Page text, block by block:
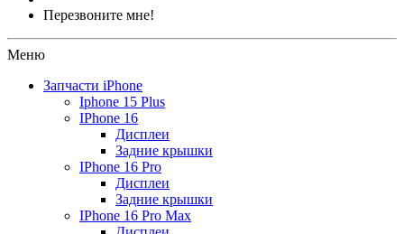
Перезвоните мне!
Меню
Запчасти iPhone
Iphone 15 Plus
IPhone 16
Дисплеи
Задние крышки
IPhone 16 Pro
Дисплеи
Задние крышки
IPhone 16 Pro Max